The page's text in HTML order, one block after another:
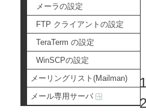
メーラの設定
FTP クライアントの設定
TeraTerm の設定
WinSCPの設定
メーリングリスト(Mailman)
メール専用サーバ